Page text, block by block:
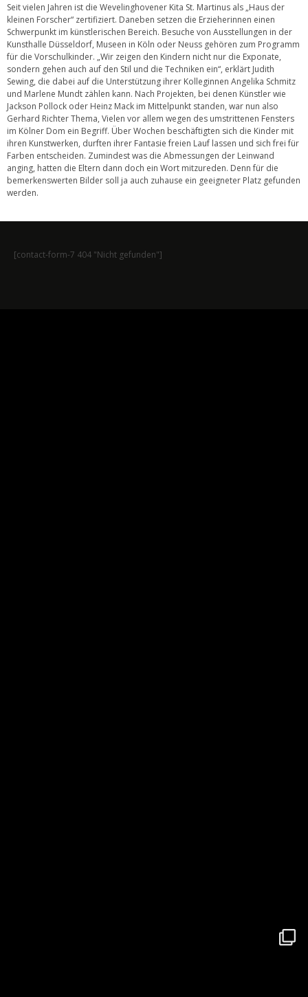
Seit vielen Jahren ist die Wevelinghovener Kita St. Martinus als „Haus der
kleinen Forscher“ zertifiziert. Daneben setzen die Erzieherinnen einen
Schwerpunkt im künstlerischen Bereich. Besuche von Ausstellungen in der
Kunsthalle Düsseldorf, Museen in Köln oder Neuss gehören zum Programm
für die Vorschulkinder. „Wir zeigen den Kindern nicht nur die Exponate,
sondern gehen auch auf den Stil und die Techniken ein“, erklärt Judith
Sewing, die dabei auf die Unterstützung ihrer Kolleginnen Angelika Schmitz
und Marlene Mundt zählen kann. Nach Projekten, bei denen Künstler wie
Jackson Pollock oder Heinz Mack im Mittelpunkt standen, war nun also
Gerhard Richter Thema, Vielen vor allem wegen des umstrittenen Fensters
im Kölner Dom ein Begriff. Über Wochen beschäftigten sich die Kinder mit
ihren Kunstwerken, durften ihrer Fantasie freien Lauf lassen und sich frei für
Farben entscheiden. Zumindest was die Abmessungen der Leinwand
anging, hatten die Eltern dann doch ein Wort mitzureden. Denn für die
bemerkenswerten Bilder soll ja auch zuhause ein geeigneter Platz gefunden
werden.
[contact-form-7 404 "Nicht gefunden"]